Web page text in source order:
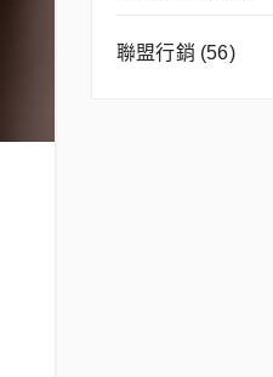
聯盟行銷 (56)